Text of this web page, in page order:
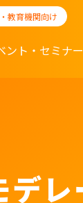
教育機関向け
ント・セミナー